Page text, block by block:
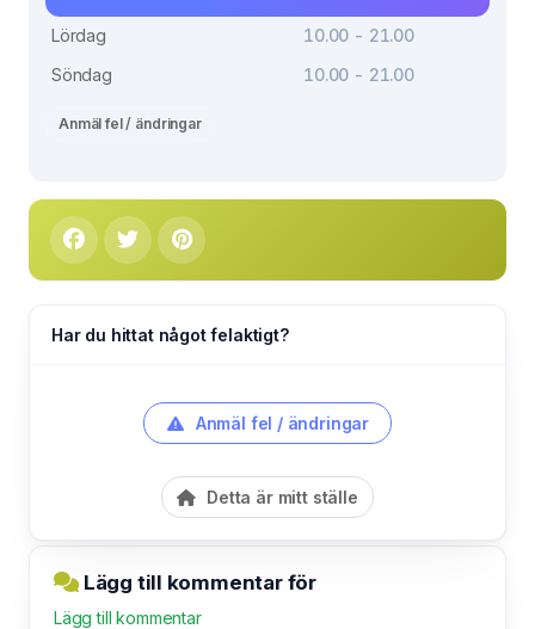
Lördag
10.00 - 21.00
Söndag
10.00 - 21.00
Anmäl fel / ändringar
Har du hittat något felaktigt?
Anmäl fel / ändringar
Detta är mitt ställe
Lägg till kommentar för
Lägg till kommentar